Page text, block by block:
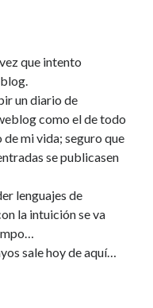
que intento
un diario de
como el de todo
mi vida; seguro que
se publicasen
lenguajes de
la intuición se va
sale hoy de aquí…